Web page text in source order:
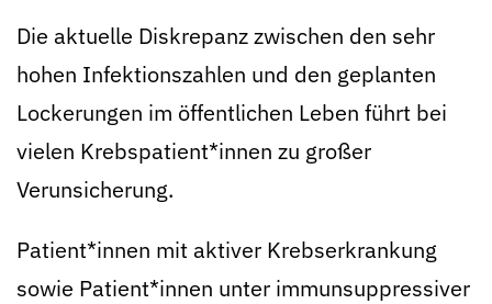
Die aktuelle Diskrepanz zwischen den sehr
hohen Infektionszahlen und den geplanten
Lockerungen im öffentlichen Leben führt bei
vielen Krebspatient*innen zu großer
Verunsicherung.
Patient*innen mit aktiver Krebserkrankung
sowie Patient*innen unter immunsuppressiver